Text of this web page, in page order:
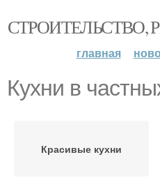
СТРОИТЕЛЬСТВО,
главная
Кухни в
Красивые кухни